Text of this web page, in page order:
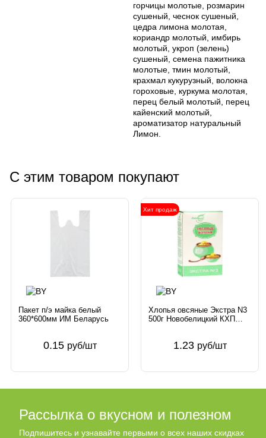
горчицы молотые, розмарин
сушеный, чеснок сушеный,
цедра лимона молотая,
кориандр молотый, имбирь
молотый, укроп (зелень)
сушеный, семена пажитника
молотые, тмин молотый,
крахмал кукурузный, волокна
гороховые, куркума молотая,
перец белый молотый, перец
кайенский молотый,
ароматизатор натуральный
Лимон.
С этим товаром покупают
Пакет п/э майка белый
360*600мм ИМ Беларусь
0.15 руб/шт
Хит продаж
Хлопья овсяные Экстра N3
500г Новобелицкий КХП
1.23 руб/шт
Рассылка о вкусном и полезном
Подпишитесь и узнавайте первыми о всех наших скидках